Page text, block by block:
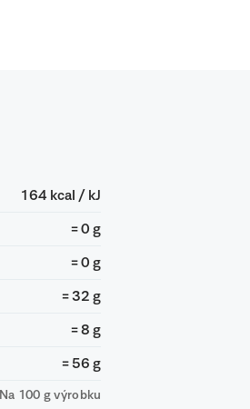
164 kcal / kJ
= 0 g
= 0 g
= 32 g
= 8 g
= 56 g
Na 100 g výrobku